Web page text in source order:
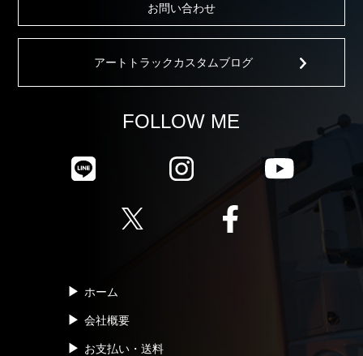
お問い合わせ
アートトラックカスタムブログ
FOLLOW ME
ホーム
会社概要
お支払い・送料